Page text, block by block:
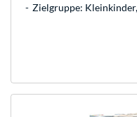
Zielgruppe: